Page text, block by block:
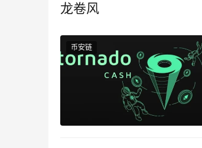
龙卷风
币安链